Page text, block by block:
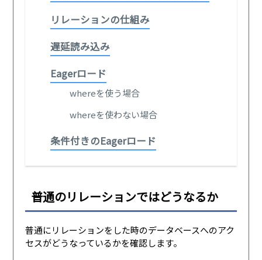
リレーションの仕組み
遅延読み込み
Eagerロード
whereを使う場合
whereを使わない場合
条件付きのEagerロード
普通のリレーションではどうなるか
普通にリレーションをした時のデータベースへのアク
セスがどうなっているかを確認します。